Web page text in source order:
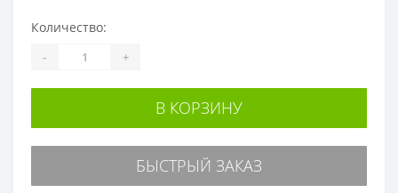
Количество:
- +
В КОРЗИНУ
БЫСТРЫЙ ЗАКАЗ